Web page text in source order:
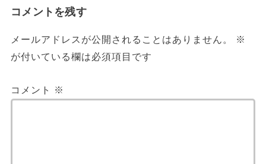
コメントを残す
メールアドレスが公開されることはありません。
※
が付いている欄は必須項目です
コメント ※